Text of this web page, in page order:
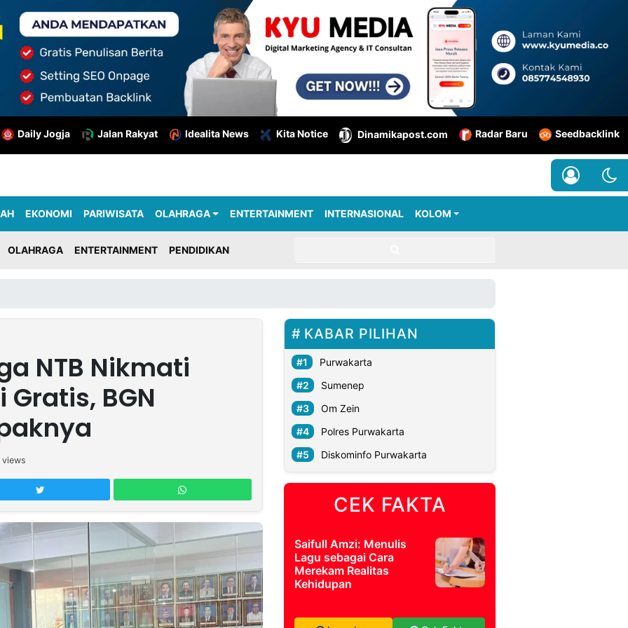
Daily Jogja Jalan Rakyat Idealita News Kita Notice Dinamikapost.com Radar Baru Seedbacklink
EKONOMI PARIWISATA OLAHRAGA ENTERTAINMENT INTERNASIONAL KOLOM
OLAHRAGA ENTERTAINMENT PENDIDIKAN
NTB Nikmati
BGN
views
KABAR PILIHAN
Purwakarta
Sumenep
Om Zein
Polres Purwakarta
Diskominfo Purwakarta
CEK FAKTA
Saifull Amzi: Menulis
Lagu sebagai Cara
Merekam Realitas
Kehidupan